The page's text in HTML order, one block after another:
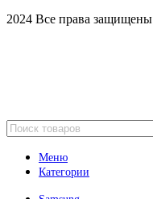
2024 Все права защищены
Меню
Категории